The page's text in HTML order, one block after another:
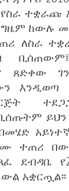
ተቋራጩ
ግዜም ከውሉ
ተጠሪ ለስራ
ጸድቀው
እንዲወጣ
ይህን
ተጠሪ
ደብዳቤ
አቋርጧል፡፡